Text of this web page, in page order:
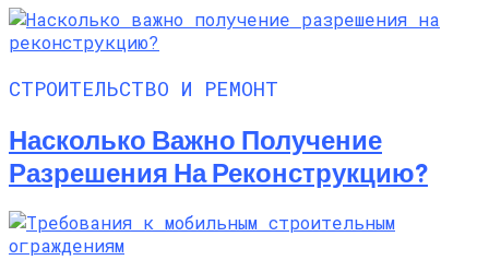
СТРОИТЕЛЬСТВО И РЕМОНТ
Насколько Важно Получение
Разрешения На Реконструкцию?